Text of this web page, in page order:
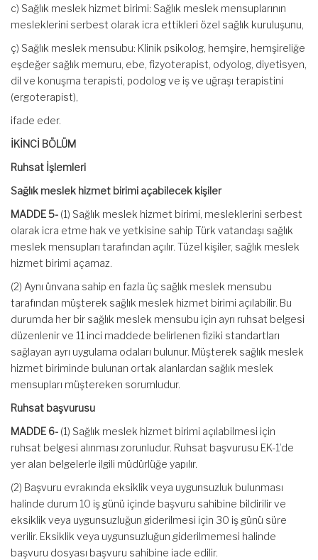
c) Sağlık meslek hizmet birimi: Sağlık meslek mensuplarının
mesleklerini serbest olarak icra ettikleri özel sağlık kuruluşunu,
ç) Sağlık meslek mensubu: Klinik psikolog, hemşire, hemşireliğe
eşdeğer sağlık memuru, ebe, fizyoterapist, odyolog, diyetisyen,
dil ve konuşma terapisti, podolog ve iş ve uğraşı terapistini
(ergoterapist),
ifade eder.
İKİNCİ BÖLÜM
Ruhsat İşlemleri
Sağlık meslek hizmet birimi açabilecek kişiler
MADDE 5- (1) Sağlık meslek hizmet birimi, mesleklerini serbest
olarak icra etme hak ve yetkisine sahip Türk vatandaşı sağlık
meslek mensupları tarafından açılır. Tüzel kişiler, sağlık meslek
hizmet birimi açamaz.
(2) Aynı ünvana sahip en fazla üç sağlık meslek mensubu
tarafından müşterek sağlık meslek hizmet birimi açılabilir. Bu
durumda her bir sağlık meslek mensubu için ayrı ruhsat belgesi
düzenlenir ve 11 inci maddede belirlenen fiziki standartları
sağlayan ayrı uygulama odaları bulunur. Müşterek sağlık meslek
hizmet biriminde bulunan ortak alanlardan sağlık meslek
mensupları müştereken sorumludur.
Ruhsat başvurusu
MADDE 6- (1) Sağlık meslek hizmet birimi açılabilmesi için
ruhsat belgesi alınması zorunludur. Ruhsat başvurusu EK-1’de
yer alan belgelerle ilgili müdürlüğe yapılır.
(2) Başvuru evrakında eksiklik veya uygunsuzluk bulunması
halinde durum 10 iş günü içinde başvuru sahibine bildirilir ve
eksiklik veya uygunsuzluğun giderilmesi için 30 iş günü süre
verilir. Eksiklik veya uygunsuzluğun giderilmemesi halinde
başvuru dosyası başvuru sahibine iade edilir.